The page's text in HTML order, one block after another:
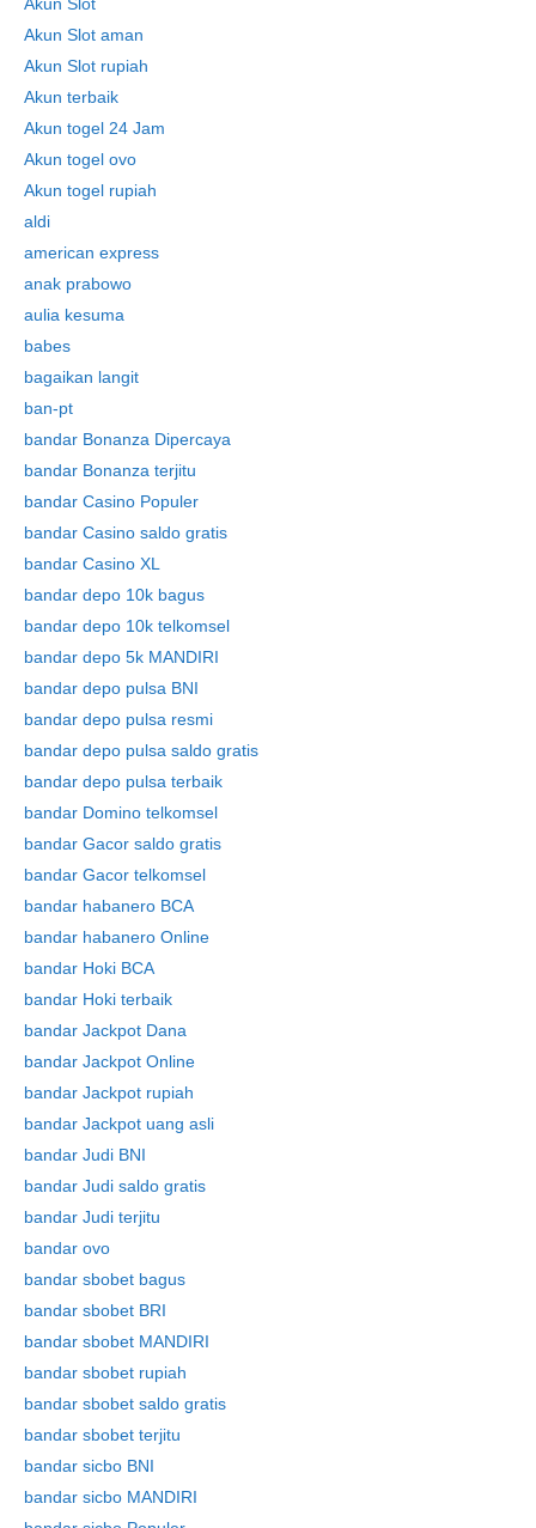
Akun Slot aman
Akun Slot rupiah
Akun terbaik
Akun togel 24 Jam
Akun togel ovo
Akun togel rupiah
aldi
american express
anak prabowo
aulia kesuma
babes
bagaikan langit
ban-pt
bandar Bonanza Dipercaya
bandar Bonanza terjitu
bandar Casino Populer
bandar Casino saldo gratis
bandar Casino XL
bandar depo 10k bagus
bandar depo 10k telkomsel
bandar depo 5k MANDIRI
bandar depo pulsa BNI
bandar depo pulsa resmi
bandar depo pulsa saldo gratis
bandar depo pulsa terbaik
bandar Domino telkomsel
bandar Gacor saldo gratis
bandar Gacor telkomsel
bandar habanero BCA
bandar habanero Online
bandar Hoki BCA
bandar Hoki terbaik
bandar Jackpot Dana
bandar Jackpot Online
bandar Jackpot rupiah
bandar Jackpot uang asli
bandar Judi BNI
bandar Judi saldo gratis
bandar Judi terjitu
bandar ovo
bandar sbobet bagus
bandar sbobet BRI
bandar sbobet MANDIRI
bandar sbobet rupiah
bandar sbobet saldo gratis
bandar sbobet terjitu
bandar sicbo BNI
bandar sicbo MANDIRI